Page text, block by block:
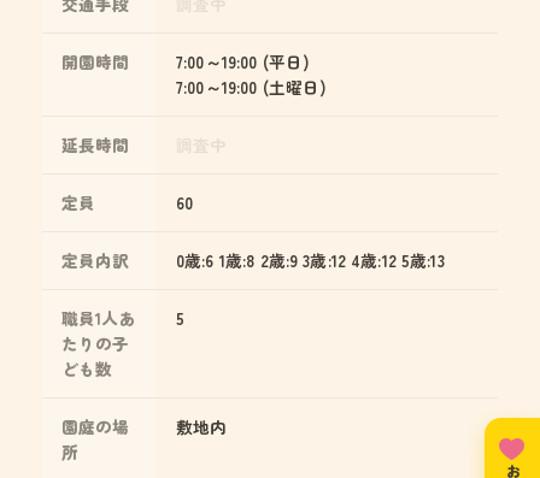
開園時間
7:00～19:00 (平日)
7:00～19:00 (土曜日)
延長時間
定員 60
定員内訳 0歳:6 1歳:8 2歳:9 3歳:12 4歳:12 5歳:13
職員1人あ
たりの子
ども数
5
園庭の場
所
敷地内